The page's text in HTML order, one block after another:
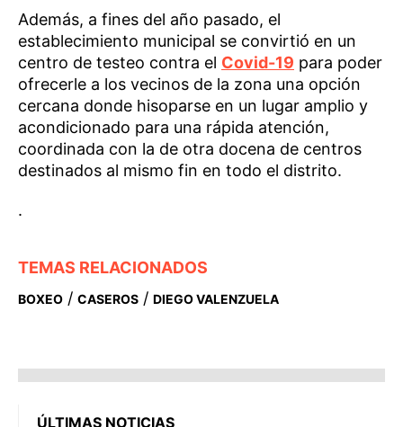
Además, a fines del año pasado, el
establecimiento municipal se convirtió en un
centro de testeo contra el Covid-19 para poder
ofrecerle a los vecinos de la zona una opción
cercana donde hisoparse en un lugar amplio y
acondicionado para una rápida atención,
coordinada con la de otra docena de centros
destinados al mismo fin en todo el distrito.
.
TEMAS RELACIONADOS
BOXEO / CASEROS / DIEGO VALENZUELA
ÚLTIMAS NOTICIAS